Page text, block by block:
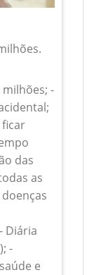
milhões; -
das
as
Diária
-
e